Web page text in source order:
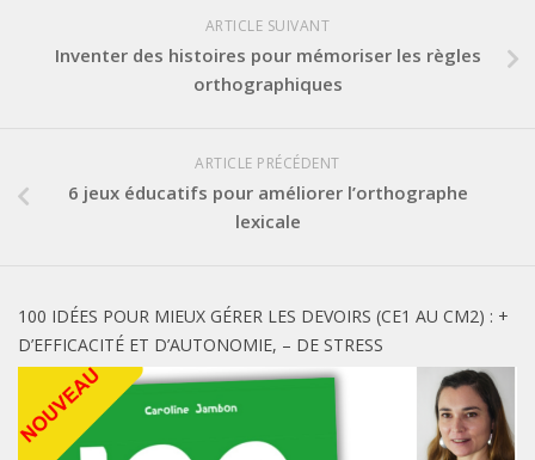
ARTICLE SUIVANT
Inventer des histoires pour mémoriser les règles
orthographiques
ARTICLE PRÉCÉDENT
6 jeux éducatifs pour améliorer l’orthographe
lexicale
100 IDÉES POUR MIEUX GÉRER LES DEVOIRS (CE1 AU CM2) : +
D’EFFICACITÉ ET D’AUTONOMIE, – DE STRESS